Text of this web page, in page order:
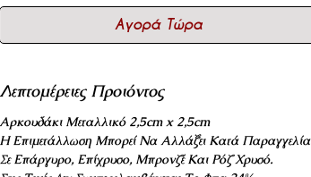
Αγορά Τώρα
Λεπτομέρειες Προιόντος
Αρκουδάκι Μεταλλικό 2,5cm x 2,5cm
Η Επιμετάλλωση Μπορεί Να Αλλάξει Κατά Παραγγελία
Σε Επάργυρο, Επίχρυσο, Μπρονζέ Και Ρόζ Χρυσό.